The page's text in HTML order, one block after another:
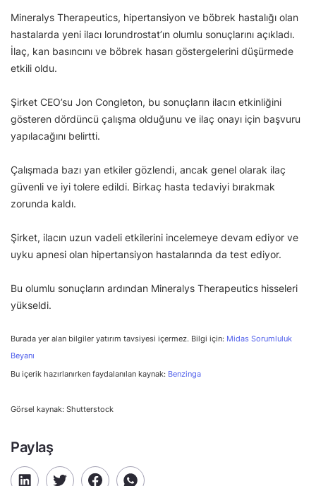
Mineralys Therapeutics, hipertansiyon ve böbrek hastalığı olan
hastalarda yeni ilacı lorundrostat’ın olumlu sonuçlarını açıkladı.
İlaç, kan basıncını ve böbrek hasarı göstergelerini düşürmede
etkili oldu.
Şirket CEO’su Jon Congleton, bu sonuçların ilacın etkinliğini
gösteren dördüncü çalışma olduğunu ve ilaç onayı için başvuru
yapılacağını belirtti.
Çalışmada bazı yan etkiler gözlendi, ancak genel olarak ilaç
güvenli ve iyi tolere edildi. Birkaç hasta tedaviyi bırakmak
zorunda kaldı.
Şirket, ilacın uzun vadeli etkilerini incelemeye devam ediyor ve
uyku apnesi olan hipertansiyon hastalarında da test ediyor.
Bu olumlu sonuçların ardından Mineralys Therapeutics hisseleri
yükseldi.
Burada yer alan bilgiler yatırım tavsiyesi içermez. Bilgi için: Midas Sorumluluk
Beyanı
Bu içerik hazırlanırken faydalanılan kaynak: Benzinga
Görsel kaynak: Shutterstock
Paylaş